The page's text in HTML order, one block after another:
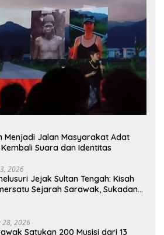
Menjadi Jalan Masyarakat Adat
Suara dan Identitas
2026
Jejak Sultan Tengah: Kisah
Sejarah Sarawak, Sukadana,
28, 2026
Satukan 200 Musisi dari 13